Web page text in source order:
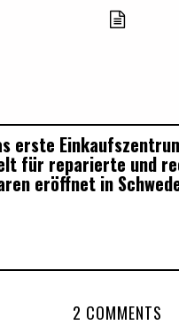
erste
für reparierte und
eröffnet in
2 COMMENTS